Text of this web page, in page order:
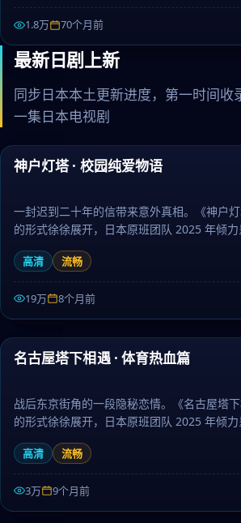
1.8万 70个月前
最新日剧上新
同步日本本土更新进度，第一时间收
一集日本电视剧
最新
神户灯塔 · 校园纯爱物语
一封迟到二十年的信带来意外真相。《神户
的形式徐徐展开，日本原班团队 2025 年倾
运与羁绊层层推进，作为冒险题材，人物刻
长。日剧大全提供高清完整版日本电视剧免费
高清 流畅
19万 8个月前
最新
名古屋塔下相遇 · 体育热血篇
战后东京街角的一段隐秘恋情。《名古屋塔
的形式徐徐展开，日本原班团队 2025 年倾
剧大全提供高清完整版日本电视剧免费在线观
高清 流畅
3万 9个月前